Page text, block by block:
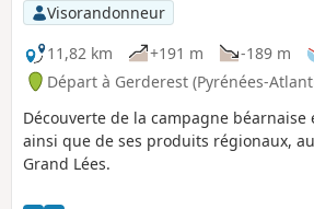
Visorandonneur
11,82 km
+191 m -189 m
Départ à Gerderest (Pyrénées-
Découverte de la campagne béarnaise
ainsi que de ses produits régionaux,
Grand Lées.